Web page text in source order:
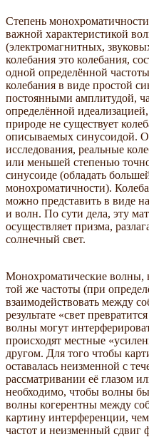
Степень
важной характеристикой
(электромагнитных,
колебания это колебания,
одной определённой
колебания в виде простой
постоянными амплитудой,
определённой
природе не существует
описываемых синусоидой.
исследования, реальные
или меньшей степенью
синусоиде (обладать
монохроматичности).
можно представить в виде
и волн. По сути дела, эту
осуществляет призма,
солнечный свет.
Монохроматические волны,
той же частоты (при
взаимодействовать между
результате «свет
волны могут
происходят местные
другом. Для того чтобы
оставалась неизменной с
рассматривании её глазом
необходимо, чтобы волны
волны когерентны между
картину интерференции,
частот и неизменный сдвиг